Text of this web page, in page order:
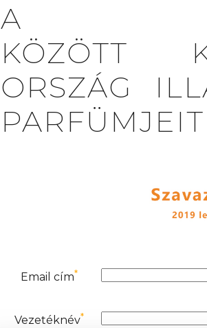
A
KÖZÖTT
ORSZÁG
Email cím*
Vezetéknév*